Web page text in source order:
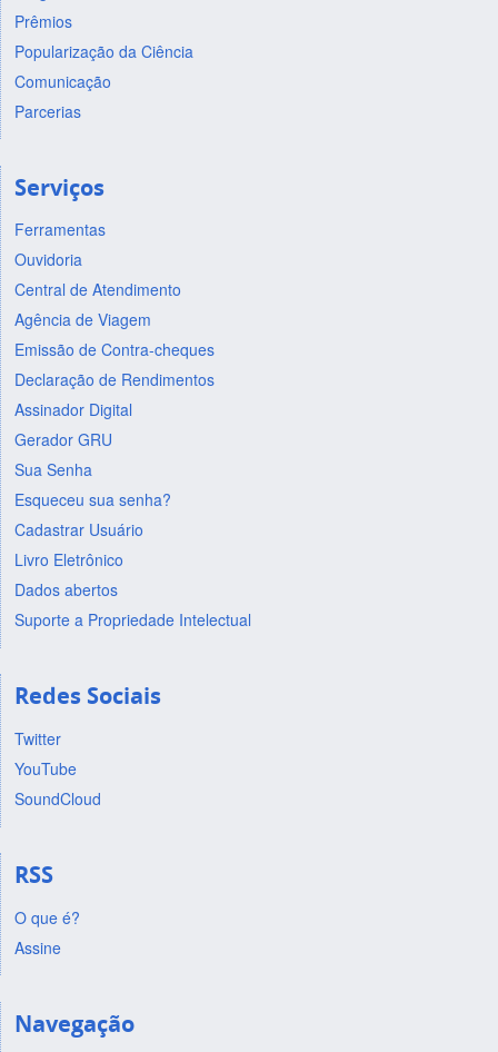
Prêmios
Popularização da Ciência
Comunicação
Parcerias
Serviços
Ferramentas
Ouvidoria
Central de Atendimento
Agência de Viagem
Emissão de Contra-cheques
Declaração de Rendimentos
Assinador Digital
Gerador GRU
Sua Senha
Esqueceu sua senha?
Cadastrar Usuário
Livro Eletrônico
Dados abertos
Suporte a Propriedade Intelectual
Redes Sociais
Twitter
YouTube
SoundCloud
RSS
O que é?
Assine
Navegação